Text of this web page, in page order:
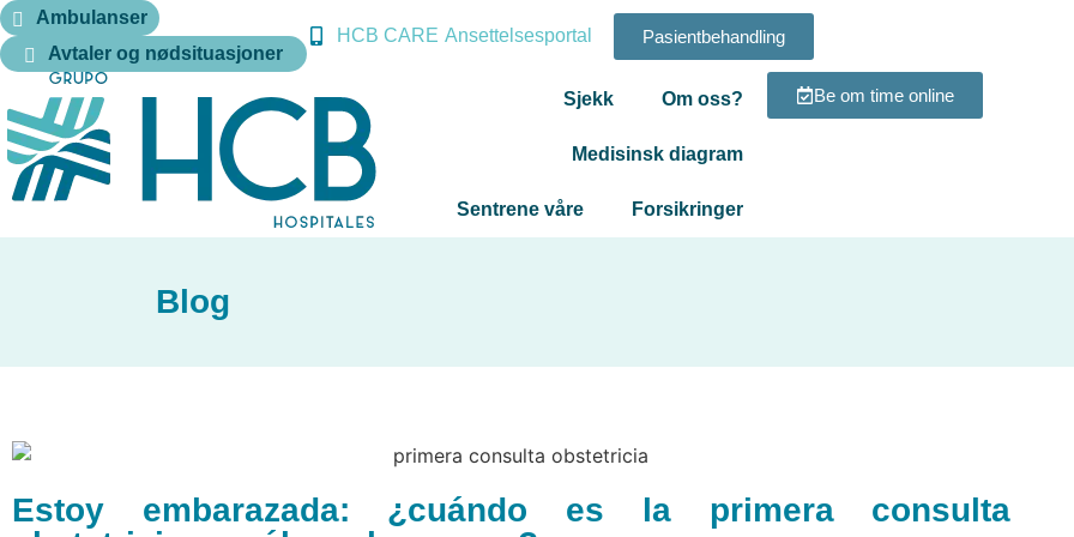
Ambulanser
Avtaler og nødsituasjoner
HCB CARE Ansettelsesportal Pasientbehandling
Sjekk Om oss?
Medisinsk diagram
Sentrene våre Forsikringer
Be om time online
Blog
Estoy embarazada: ¿cuándo es la primera consulta